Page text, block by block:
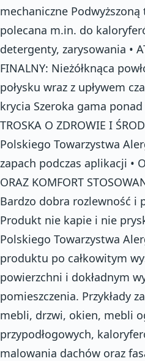
mechaniczne
polecana m.in. do
detergenty, zarysowania •
FINALNY: Nieżółknąca
połysku wraz z upływem
krycia Szeroka gama
TROSKA O ZDROWIE I
Polskiego Towarzystwa
zapach podczas aplikacji •
ORAZ KOMFORT
Bardzo dobra rozlewność i
Produkt nie kapie i nie
Polskiego Towarzystwa
produktu po całkowitym
powierzchni i dokładnym
pomieszczenia. Przykłady
mebli, drzwi, okien, mebli
przypodłogowych,
malowania dachów oraz